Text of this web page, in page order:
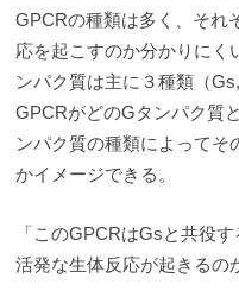
GPCRの種類は多く、それ
応を起こすのか分かりにく
ンパク質は主に３種類（
GPCRがどのGタンパク質
ンパク質の種類によって
かイメージできる。
「このGPCRはGsと共役
活発な生体反応が起きるの